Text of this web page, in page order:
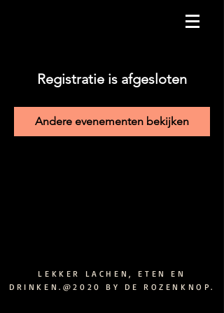
Registratie is afgesloten
Andere evenementen bekijken
LEKKER LACHEN, ETEN EN
DRINKEN.@2020 BY DE ROZENKNOP.